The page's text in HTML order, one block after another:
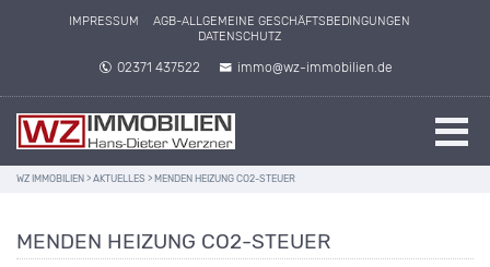
IMPRESSUM
AGB-ALLGEMEINE GESCHÄFTSBEDINGUNGEN
DATENSCHUTZ
02371 437522 immo@wz-immobilien.de
WZ IMMOBILIEN > AKTUELLES > MENDEN HEIZUNG CO2-STEUER
MENDEN HEIZUNG CO2-STEUER